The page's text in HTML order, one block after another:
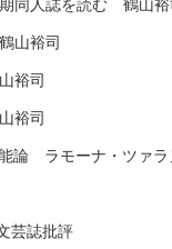
同人誌を読む 鶴山裕
山裕司
裕司
裕司
論 ラモーナ・ツァラ
芸誌批評